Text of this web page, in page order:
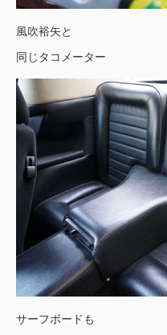
風吹裕矢と
同じタコメーター
サーフボードも